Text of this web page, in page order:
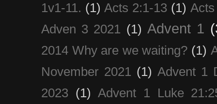
1v1-11. (1) Acts 2:1-13 (1)
Adven 3 2021 (1) Advent 1
2014 Why are we waiting? (1)
November 2021 (1) Advent 1
2023 (1) Advent 1 Luke